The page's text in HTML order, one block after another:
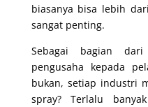
biasanya bisa lebih
sangat penting.
Sebagai bagian
pengusaha kepada
bukan, setiap industri
spray? Terlalu